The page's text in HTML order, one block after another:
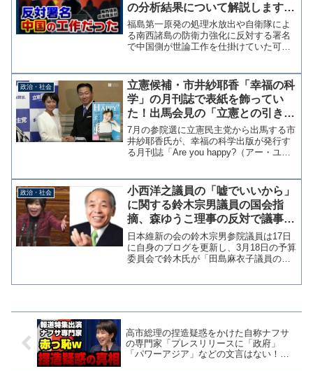
の分析結果について解説します
【KSLチャンネル】
福島第一原発の処理水放出や自衛隊によ
る南西諸島の防衛力強化に反対する署名
で中国側が世論工作を仕掛けていた可能
防衛力強化を反対に誘導…専門家「分断
広げる」 : 読売新聞 ...
政治・社会
立憲候補・市井紗耶香「幸福の科
学」の月刊誌で表紙を飾ってい
た！出馬会見の「立憲との引き寄
せ」発言はやっぱりスピリチュア
ル？
7月の参院選に立憲民主党から出馬する市
井紗耶香氏が、幸福の科学出版が発行す
る月刊誌「Are you happy?（アー・ユ
ュアル系の発言「引き寄せ」 内容は
「ママ...
政治・社会
小西洋之議員の「嘘でいいから」
に関する鈴木宗男議員の国会指
摘、森ゆうこ理事の反対で議事録
作成されず
日本維新の会の鈴木宗男参院議員は17日
に自身のブログを更新し、3月18日の予算
委員会で鈴木氏が「田島麻衣子議員の質
高市総理の捏造疑惑をかけた自称ナフサ
の専門家「プレスリリースに「政府」
「パワーアジア」などの文言はない！」